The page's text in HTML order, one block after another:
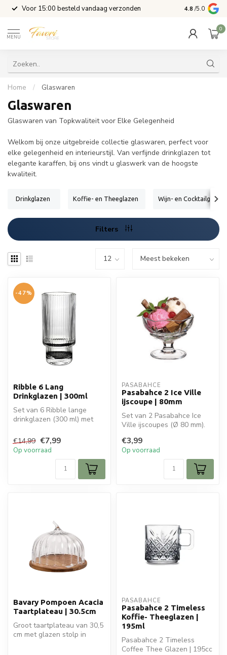
Voor 15:00 besteld vandaag verzonden 4.8 /5.0
MENU
0
Home / Glaswaren
Glaswaren
Glaswaren van Topkwaliteit voor Elke Gelegenheid
Welkom bij onze uitgebreide collectie glaswaren, perfect voor
elke gelegenheid en interieurstijl. Van verfijnde drinkglazen tot
elegante karaffen, bij ons vindt u glaswerk van de hoogste
kwaliteit.
Drinkglazen Koffie- en Theeglazen Wijn- en Cocktailglazen
Filters
-47%
Ribble 6 Lang
Drinkglazen | 300ml
Set van 6 Ribble lange
drinkglazen (300 ml) met
Perfe...
€14,99 €7,99
Op voorraad
PASABAHCE
Pasabahce 2 Ice Ville
ijscoupe | 80mm
Set van 2 Pasabahce Ice
Ville ijscoupes (Ø 80 mm).
voo...
€3,99
Op voorraad
Bavary Pompoen Acacia
Taartplateau | 30.5cm
Groot taartplateau van 30,5
cm met glazen stolp in
PASABAHCE
Pasabahce 2 Timeless
Koffie- Theeglazen |
195ml
Pasabahce 2 Timeless
Coffee Thee Glazen | 195cc